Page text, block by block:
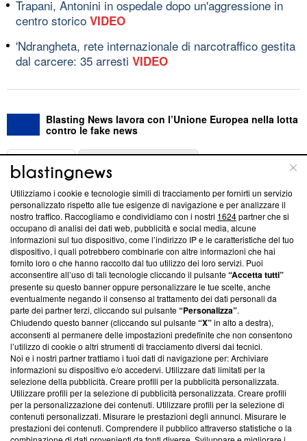
Trapani, Antonini in ospedale dopo un'aggressione in
centro storico VIDEO
'Ndrangheta, rete internazionale di narcotraffico gestita
dal carcere: 35 arresti VIDEO
Blasting News lavora con l’Unione Europea nella lotta
contro le fake news
ABOUT
Questa sezione offre informazioni trasparenti su Blasting
News, sui nostri processi editoriali e su come ci impegniamo a
creare news di qualità. Inoltre, afferma la nostra aderenza a
‘Trust Project - News with Integrity’Blasting News non è
ancora membro del programma, ma ha richiesto di farne
parte; Trust Project non ha ancora effettuato una verifica di
conformità agli standard.
Su di noi
Team editoriale
Corporate
Redazione
Informativa Privacy
Cookie Policy
Utilizziamo i cookie e tecnologie simili di tracciamento per fornirti un servizio
personalizzato rispetto alle tue esigenze di navigazione e per analizzare il
nostro traffico. Raccogliamo e condividiamo con i nostri 1624partner che si
occupano di analisi dei dati web, pubblicità e social media, alcune
informazioni sul tuo dispositivo, come l’indirizzo IP e le caratteristiche del tuo
dispositivo, i quali potrebbero combinarle con altre informazioni che hai
fornito loro o che hanno raccolto dal tuo utilizzo dei loro servizi. Puoi
acconsentire all’uso di tali tecnologie cliccando il pulsante“Accetta tutti”
presente su questo banner oppure personalizzare le tue scelte, anche
eventualmente negando il consenso al trattamento dei dati personali da
parte dei partner terzi, cliccando sul pulsante“Personalizza”.
Chiudendo questo banner (cliccando sul pulsante“X”in alto a destra),
acconsenti al permanere delle impostazioni predefinite che non consentono
l’utilizzo di cookie o altri strumenti di tracciamento diversi dai tecnici.
Noi e i nostri partner trattiamo i tuoi dati di navigazione per: Archiviare
informazioni su dispositivo e/o accedervi. Utilizzare dati limitati per la
selezione della pubblicità. Creare profili per la pubblicità personalizzata.
Utilizzare profili per la selezione di pubblicità personalizzata. Creare profili
per la personalizzazione dei contenuti. Utilizzare profili per la selezione di
contenuti personalizzati. Misurare le prestazioni degli annunci. Misurare le
prestazioni dei contenuti. Comprendere il pubblico attraverso statistiche o la